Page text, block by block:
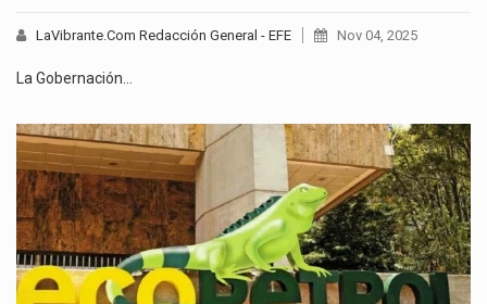
LaVibrante.Com Redacción General - EFE Nov 04, 2025
La Gobernación…